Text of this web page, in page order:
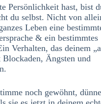
Persönlichkeit hast, bist
du selbst. Nicht von
Leben eine
& ein bestimmtes
Verhalten, das deinem
Ängsten und
noch gewöhnt,